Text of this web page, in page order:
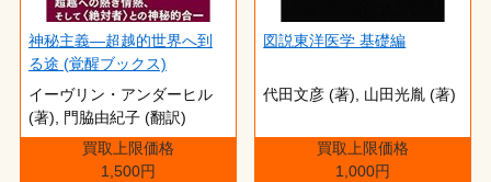
神秘主義―超越的世界へ到
る途 (覚醒ブックス)
イーヴリン・アンダーヒル
(著),‎ 門脇由紀子 (翻訳)
買取上限価格
1,500円
図説東洋医学 基礎編
代田文彦 (著),‎ 山田光胤 (著)
買取上限価格
1,000円